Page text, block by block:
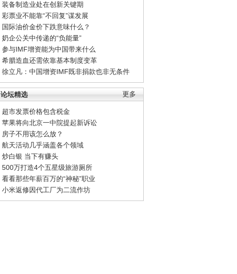
装备制造业处在创新关键期
彩票业不能靠“不回复”谋发展
国际油价金价下跌意味什么？
奶企公关中传递的“负能量”
参与IMF增资能为中国带来什么
希腊造血还需依靠基本制度变革
徐立凡：中国增资IMF既非捐款也非无条件
更多
论坛精选
超市发票价格包含税金
苹果将向北京一中院提起新诉讼
房子不用该怎么放？
航天活动几乎涵盖各个领域
炒白银 当下有赚头
500万打造4个五星级旅游厕所
看看那些年薪百万的“神秘”职业
小米返修因代工厂为二流作坊